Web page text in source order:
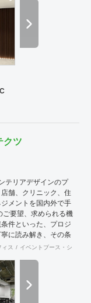
ザインを提供いたし
クツ
テリアデザインのプ
舗、クリニック、住
メントを国内外で手
ご要望、求められる機
件といった、プロジ
に読み解き、その条
し、カタチにしま
と協働し、大規模建
要望に合わせて、設
管理・別途工事の一
ントを担い、ワンス
ィス イベントブース・ショール